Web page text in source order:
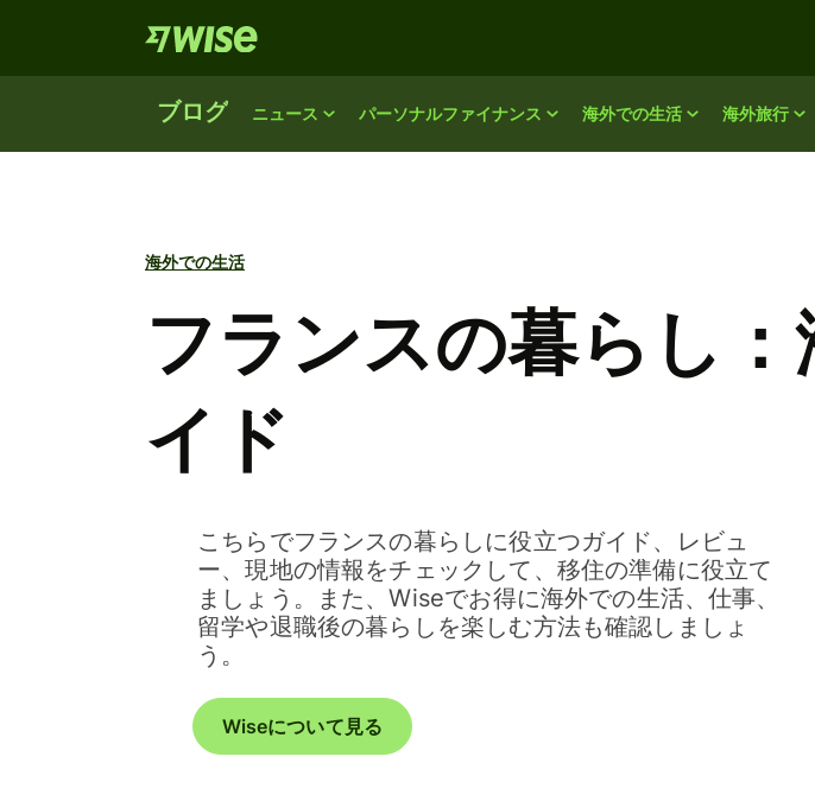
ブログ ニュース パーソナルファイナンス 海外での生活 海外旅行
海外での生活
フランスの暮らし
イド
こちらでフランスの暮らしに役立つガイド、レビュ
ー、現地の情報をチェックして、移住の準備に役立て
ましょう。また、Wiseでお得に海外での生活、仕事、
留学や退職後の暮らしを楽しむ方法も確認しましょ
う。
Wiseについて見る